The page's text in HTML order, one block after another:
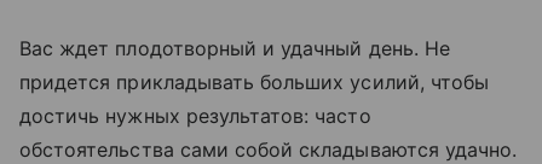
Вас ждет плодотворный и удачный день. Не
придется прикладывать больших усилий, чтобы
достичь нужных результатов: часто
обстоятельства сами собой складываются удачно.